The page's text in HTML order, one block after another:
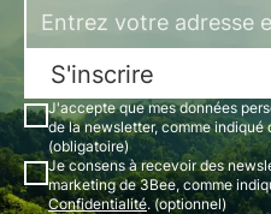
S'inscrire
J'accepte que mes données
de la newsletter, comme indiqué
(obligatoire)
Je consens à recevoir des
marketing de 3Bee, comme
Confidentialité. (optionnel)